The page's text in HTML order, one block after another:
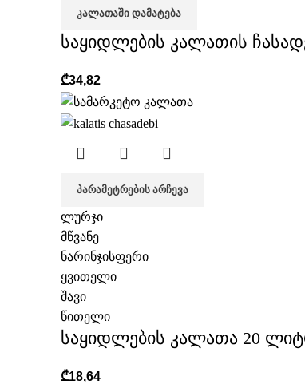
ᲙᲐᲚᲐᲗᲐᲨᲘ ᲓᲐᲛᲐᲢᲔᲑᲐ
საყიდლების კალათის
₾34,82
ᲞᲐᲠᲐᲛᲔᲢᲠᲔᲑᲘᲡ ᲐᲠᲩᲔᲕᲐ
ლურჯი
მწვანე
ნარინჯისფერი
ყვითელი
შავი
წითელი
საყიდლების კალათა 20
₾18,64